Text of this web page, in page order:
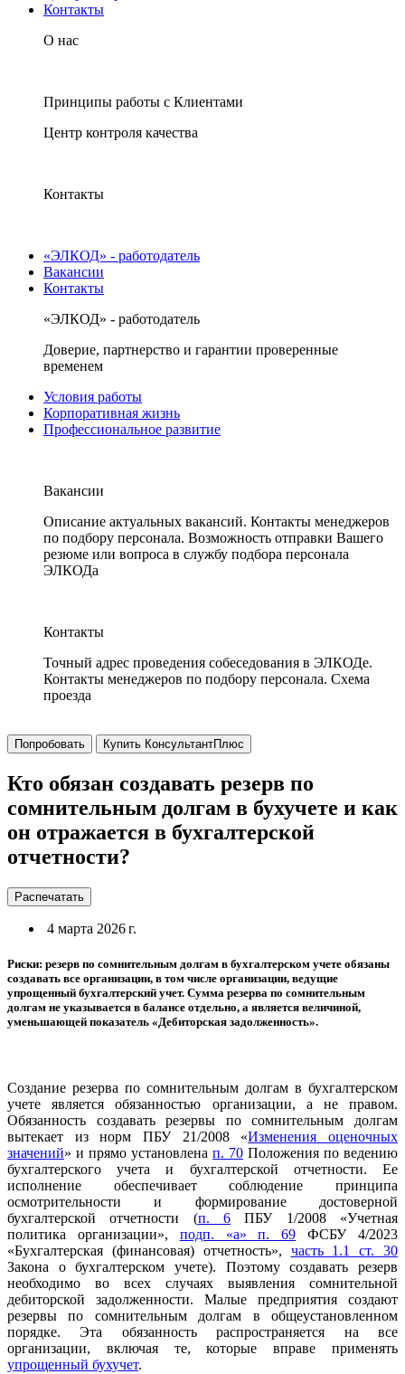
Контакты
О нас
Принципы работы с Клиентами
Центр контроля качества
Контакты
«ЭЛКОД» - работодатель
Вакансии
Контакты
«ЭЛКОД» - работодатель
Доверие, партнерство и гарантии проверенные
временем
Условия работы
Корпоративная жизнь
Профессиональное развитие
Вакансии
Описание актуальных вакансий. Контакты менеджеров
по подбору персонала. Возможность отправки Вашего
резюме или вопроса в службу подбора персонала
ЭЛКОДа
Контакты
Точный адрес проведения собеседования в ЭЛКОДе.
Контакты менеджеров по подбору персонала. Схема
проезда
Попробовать Купить КонсультантПлюс
Кто обязан создавать резерв по
сомнительным долгам в бухучете и как
он отражается в бухгалтерской
отчетности?
Распечатать
4 марта 2026 г.
Риски: резерв по сомнительным долгам в бухгалтерском учете обязаны
создавать все организации, в том числе организации, ведущие
упрощенный бухгалтерский учет. Сумма резерва по сомнительным
долгам не указывается в балансе отдельно, а является величиной,
уменьшающей показатель «Дебиторская задолженность».
Создание резерва по сомнительным долгам в бухгалтерском
учете является обязанностью организации, а не правом.
Обязанность создавать резервы по сомнительным долгам
вытекает из норм ПБУ 21/2008 «Изменения оценочных
значений» и прямо установлена п. 70 Положения по ведению
бухгалтерского учета и бухгалтерской отчетности. Ее
исполнение обеспечивает соблюдение принципа
осмотрительности и формирование достоверной
бухгалтерской отчетности (п. 6 ПБУ 1/2008 «Учетная
политика организации», подп. «а» п. 69 ФСБУ 4/2023
«Бухгалтерская (финансовая) отчетность», часть 1.1 ст. 30
Закона о бухгалтерском учете). Поэтому создавать резерв
необходимо во всех случаях выявления сомнительной
дебиторской задолженности. Малые предприятия создают
резервы по сомнительным долгам в общеустановленном
порядке. Эта обязанность распространяется на все
организации, включая те, которые вправе применять
упрощенный бухучет.